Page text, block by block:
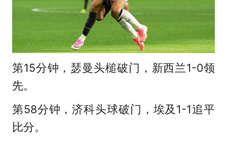
第15分钟，瑟曼头槌破门，新西兰1-0领
先。
第58分钟，济科头球破门，埃及1-1追平
比分。